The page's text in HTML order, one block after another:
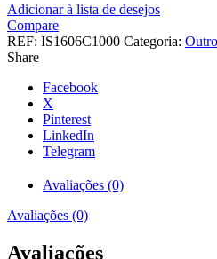
€315,80.€225,57.
Adicionar à lista de desejos
Compare
REF: IS1606C1000 Categoria:
Share
Facebook
X
Pinterest
LinkedIn
Telegram
Avaliações (0)
Avaliações (0)
Avaliações